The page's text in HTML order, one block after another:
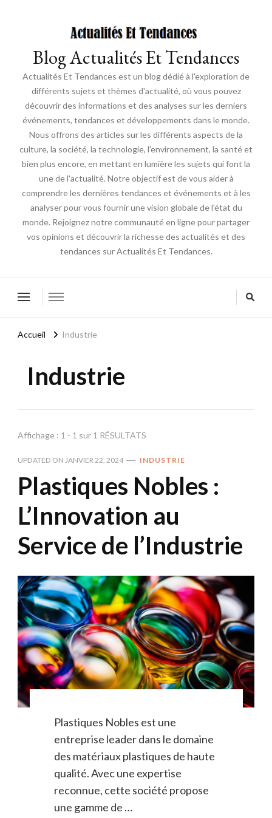
Blog Actualités Et Tendances
Actualités Et Tendances est un blog dédié à l'exploration de
différents sujets et thèmes d'actualité, où vous pouvez
découvrir des informations et des analyses sur les derniers
événements, tendances et développements dans le monde.
Nous offrons des articles sur les différents aspects de la
culture, la société, la technologie, l'environnement, la santé et
bien plus encore, en mettant en lumière les sujets qui font la
une de l'actualité. Notre objectif est de vous aider à
comprendre les dernières tendances et événements et à les
analyser pour vous fournir une vision globale de l'état du
monde. Rejoignez notre communauté en ligne pour partager
vos opinions et découvrir la richesse des actualités et des
tendances sur Actualités Et Tendances.
Accueil Industrie
Industrie
Affichage : 1 - 1 sur 1 RÉSULTATS
UPDATED ON JANVIER 22, 2024 INDUSTRIE
Plastiques Nobles :
L’Innovation au
Service de l’Industrie
Plastiques Nobles est une
entreprise leader dans le domaine
des matériaux plastiques de haute
qualité. Avec une expertise
reconnue, cette société propose
une gamme de …